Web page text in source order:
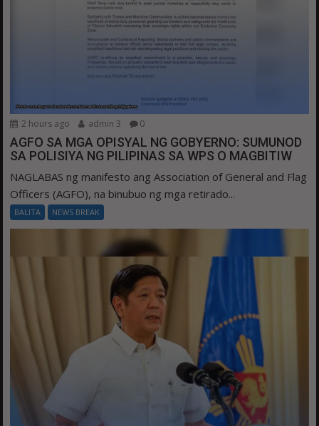
2 hours ago admin 3 0
AGFO SA MGA OPISYAL NG GOBYERNO: SUMUNOD
SA POLISIYA NG PILIPINAS SA WPS O MAGBITIW
NAGLABAS ng manifesto ang Association of General and Flag
Officers (AGFO), na binubuo ng mga retirado...
BALITA NEWS BREAK